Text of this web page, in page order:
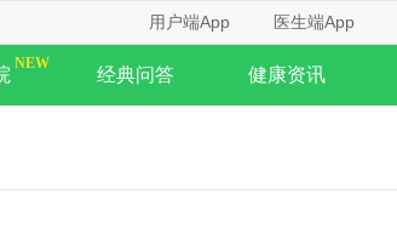
用户端App 医生端App
经典问答 健康资讯